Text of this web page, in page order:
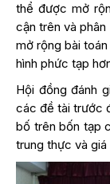
thể được mở
cận trên và
mở rộng bài
hình phức tạp
Hội đồng đánh
các đề tài trước
bố trên bốn tạp
trung thực và